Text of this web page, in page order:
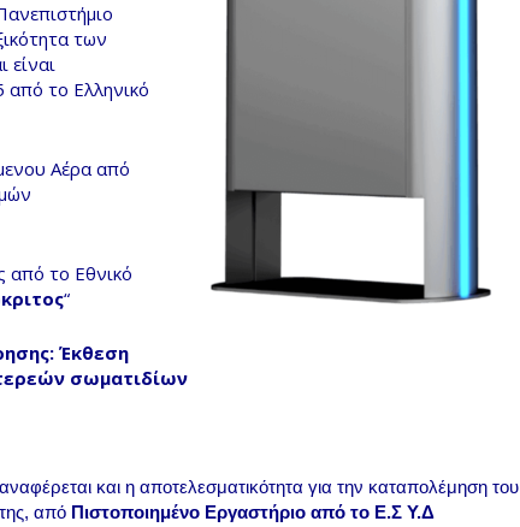
των
είναι
το Ελληνικό
Αέρα από
το Εθνικό
“
: Έκθεση
σωματιδίων
και η αποτελεσματικότητα για την καταπολέμηση του
από Πιστοποιημένο Εργαστήριο από το Ε.Σ Υ.Δ